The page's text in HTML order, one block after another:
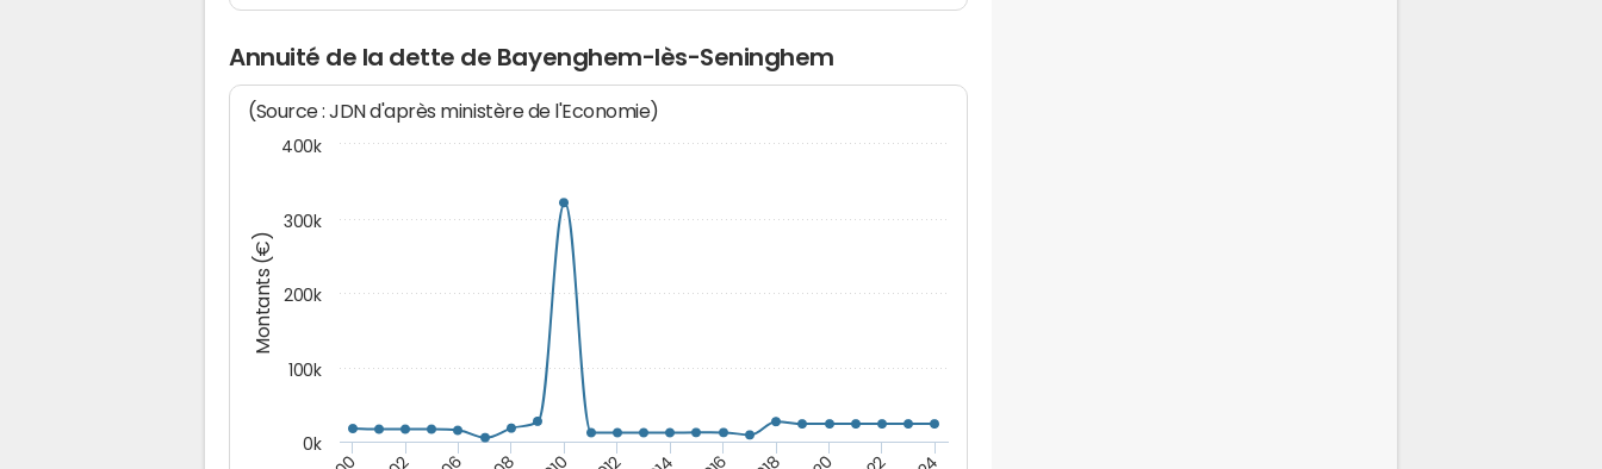
Annuité de la dette de Bayenghem-lès-Seninghem
Montants (€)
(Source : JDN d'après ministère de l'Economie)
0k
100k
200k
300k
400k